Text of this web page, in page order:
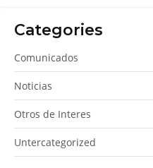
Categories
Comunicados
Noticias
Otros de Interes
Untercategorized